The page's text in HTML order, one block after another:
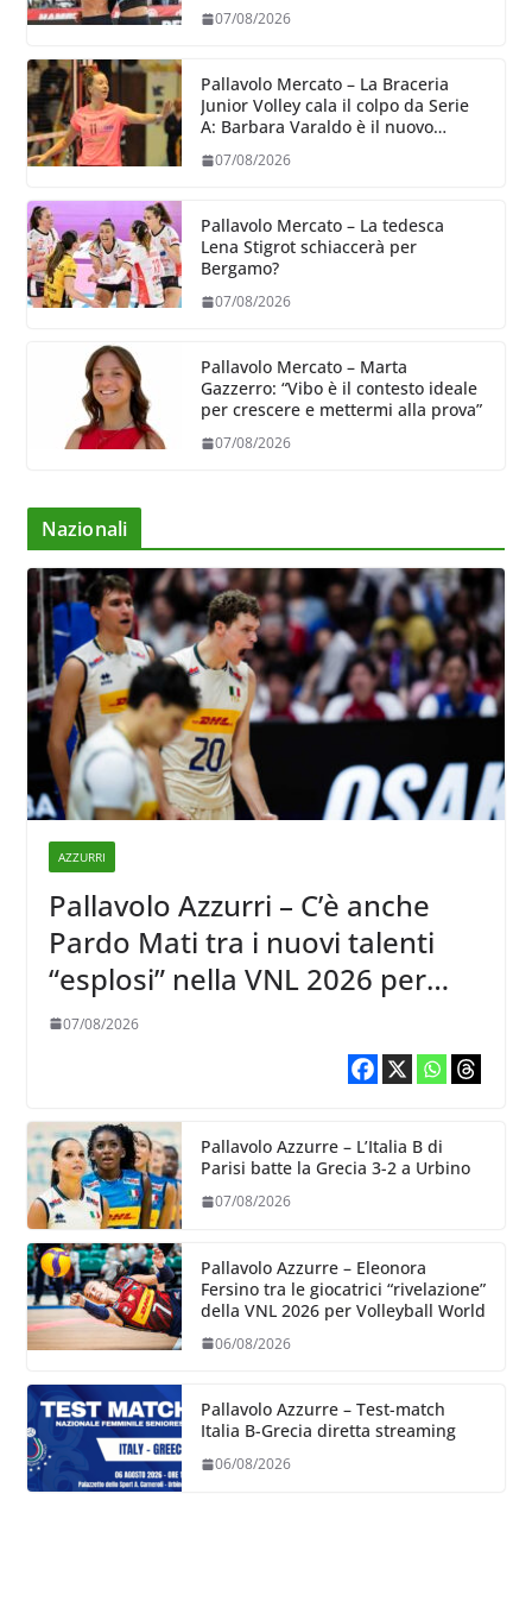
07/08/2026
Pallavolo Mercato – La Braceria
Junior Volley cala il colpo da Serie
A: Barbara Varaldo è il nuovo
07/08/2026
Pallavolo Mercato – La tedesca
Lena Stigrot schiaccerà per
Bergamo?
07/08/2026
Pallavolo Mercato – Marta
Gazzerro: “Vibo è il contesto ideale
per crescere e mettermi alla prova”
07/08/2026
Nazionali
AZZURRI
Pallavolo Azzurri – C’è anche
Pardo Mati tra i nuovi talenti
“esplosi” nella VNL 2026 per
Volleyball World
07/08/2026
Pallavolo Azzurre – L’Italia B di
Parisi batte la Grecia 3-2 a Urbino
07/08/2026
Pallavolo Azzurre – Eleonora
Fersino tra le giocatrici “rivelazione”
della VNL 2026 per Volleyball World
06/08/2026
Pallavolo Azzurre – Test-match
Italia B-Grecia diretta streaming
06/08/2026